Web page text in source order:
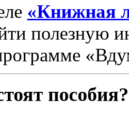
«Книжная
полезную
пособия?